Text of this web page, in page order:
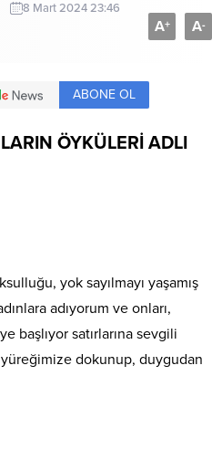
8 Mart 2024 23:46
A+ A-
ABONE OL
ÖYKÜLERİ ADLI
yok sayılmayı yaşamış
adıyorum ve onları,
başlıyor satırlarına sevgili
dokunup, duygudan